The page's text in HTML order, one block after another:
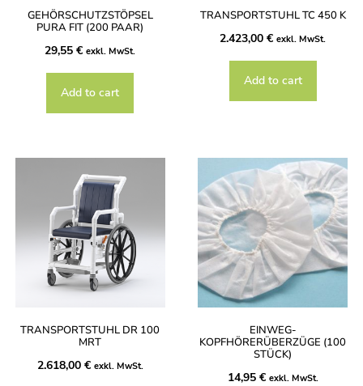
GEHÖRSCHUTZSTÖPSEL
PURA FIT (200 PAAR)
29,55€ exkl. MwSt.
Add to cart
TRANSPORTSTUHL TC 450 K
2.423,00€ exkl. MwSt.
Add to cart
TRANSPORTSTUHL DR 100
MRT
2.618,00 € exkl. MwSt.
EINWEG-
KOPFHÖRERÜBERZÜGE (100
STÜCK)
14,95 € exkl. MwSt.